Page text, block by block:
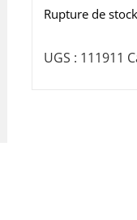
Rupture de stock
UGS : 111911